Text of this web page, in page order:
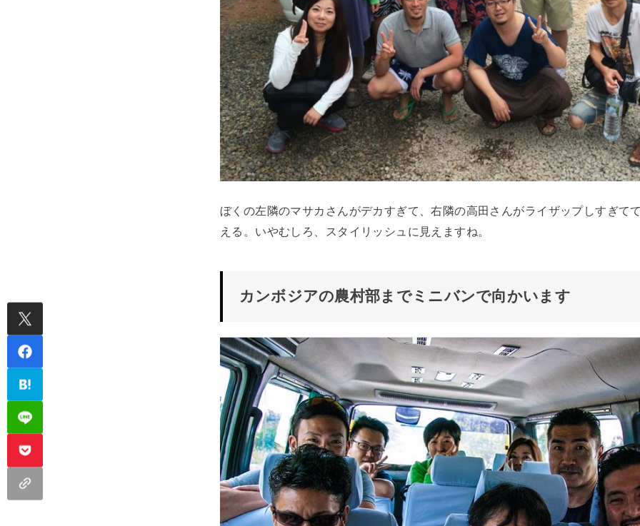
ぼくの左隣のマサカさんがデカすぎて、右隣の高田さんがライザップしすぎて
える。いやむしろ、スタイリッシュに見えますね。
カンボジアの農村部までミニバンで向かいます